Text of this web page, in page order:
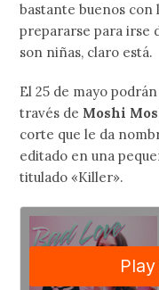
bastante buenos
prepararse para irse
son niñas, claro está.
El 25 de mayo
través de Moshi
corte que le da
editado en una
titulado «Killer».